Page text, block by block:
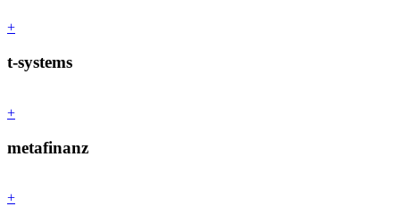
+
t-systems
+
metafinanz
+